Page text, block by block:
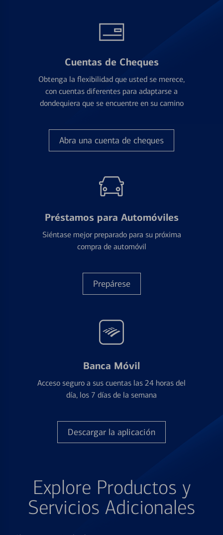
Cuentas de Cheques
Obtenga la flexibilidad que usted se merece,
con cuentas diferentes para adaptarse a
dondequiera que se encuentre en su camino
Abra una cuenta de cheques
Préstamos para Automóviles
Siéntase mejor preparado para su próxima
compra de automóvil
Prepárese
Banca Móvil
Acceso seguro a sus cuentas las 24 horas del
día, los 7 días de la semana
Descargar la aplicación
Explore Productos y
Servicios Adicionales